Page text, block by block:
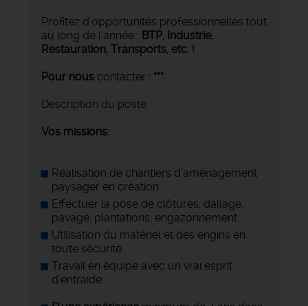
Profitez d'opportunités professionnelles tout
au long de l'année : BTP, Industrie,
Restauration, Transports, etc. !
Pour nous contacter : ***
Description du poste
Vos missions:
Réalisation de chantiers d’aménagement
paysager en création
Effectuer la pose de clôtures, dallage,
pavage, plantations, engazonnement…
Utilisation du matériel et des engins en
toute sécurité
Travail en équipe avec un vrai esprit
d’entraide